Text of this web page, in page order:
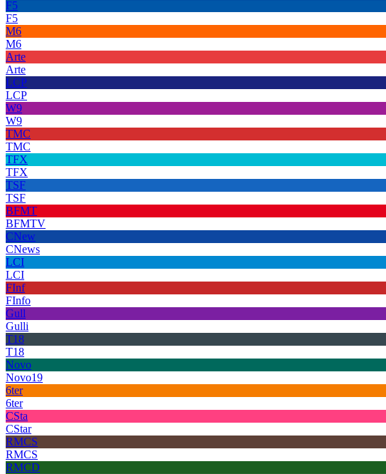
F5
F5
M6
M6
Arte
Arte
LCP
LCP
W9
W9
TMC
TMC
TFX
TFX
TSF
TSF
BFMT
BFMTV
CNew
CNews
LCI
LCI
FInf
FInfo
Gull
Gulli
T18
T18
Novo
Novo19
6ter
6ter
CSta
CStar
RMCS
RMCS
RMCD